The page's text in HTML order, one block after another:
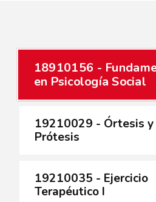
18910156 - Fundamentos
en Psicología Social
19210029 - Órtesis y
Prótesis
19210035 - Ejercicio
Terapéutico I